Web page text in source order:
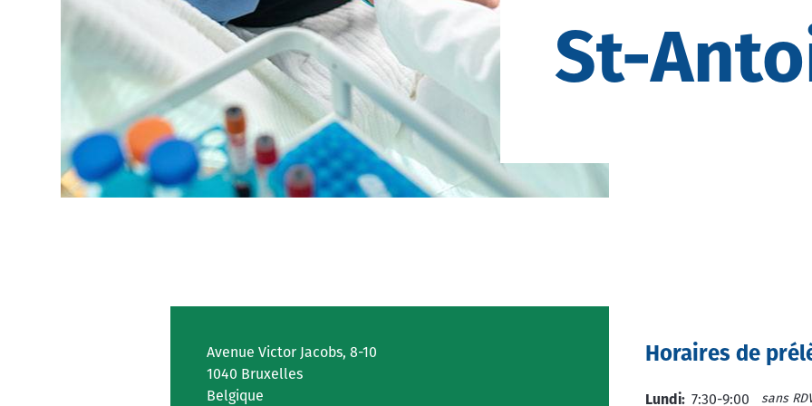
St-
Avenue Victor Jacobs, 8-10
1040 Bruxelles
Belgique
Horaires de
Lundi: 7:30-9:00 sans